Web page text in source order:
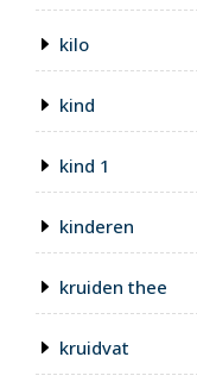
kilo
kind
kind 1
kinderen
kruiden thee
kruidvat